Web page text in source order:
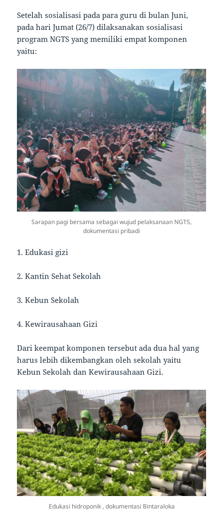
Setelah sosialisasi pada para guru di bulan Juni,
pada hari Jumat (26/7) dilaksanakan sosialisasi
program NGTS yang memiliki empat komponen
yaitu:
Sarapan pagi bersama sebagai wujud pelaksanaan NGTS,
dokumentasi pribadi
1. Edukasi gizi
2. Kantin Sehat Sekolah
3. Kebun Sekolah
4. Kewirausahaan Gizi
Dari keempat komponen tersebut ada dua hal yang
harus lebih dikembangkan oleh sekolah yaitu
Kebun Sekolah dan Kewirausahaan Gizi.
Edukasi hidroponik , dokumentasi Bintaraloka